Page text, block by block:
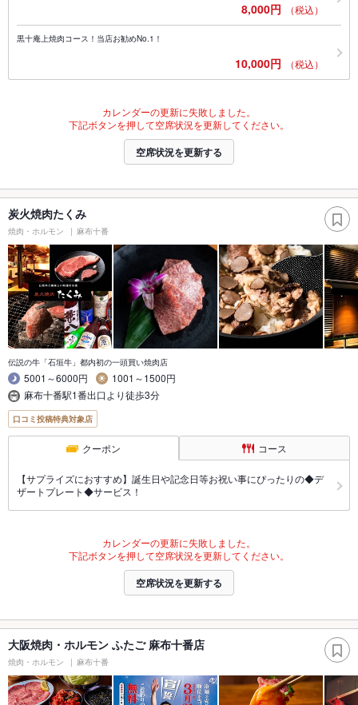
8,000円 （税込）
黒十庵上焼肉コース！当店お勧めNo.1！
10,000円 （税込）
カレンダーの更新に失敗しました。
下記ボタンを押して空席状況を更新してください。
空席状況を更新する
炭火焼肉たくみ
焼肉・ホルモン 麻布十番
伝説の牛「石垣牛」都内初の一頭買い焼肉店
5001～6000円
1001～1500円
麻布十番駅1番出口より徒歩3分
口コミ投稿特典対象店
クーポン コース
【サプライズにおすすめ】誕生日や記念日等お祝い事にぴったりの◆デ
ザートプレート◆サービス！
カレンダーの更新に失敗しました。
下記ボタンを押して空席状況を更新してください。
空席状況を更新する
大阪焼肉・ホルモン ふたご 麻布十番店
焼肉・ホルモン 麻布十番